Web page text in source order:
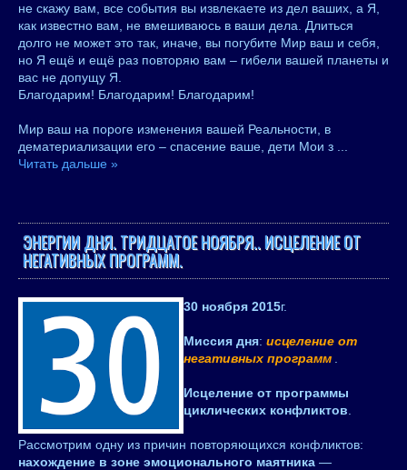
не скажу вам, все события вы извлекаете из дел ваших, а Я,
как известно вам, не вмешиваюсь в ваши дела. Длиться
долго не может это так, иначе, вы погубите Мир ваш и себя,
но Я ещё и ещё раз повторяю вам – гибели вашей планеты и
вас не допущу Я.
Благодарим! Благодарим! Благодарим!
Мир ваш на пороге изменения вашей Реальности, в
дематериализации его – спасение ваше, дети Мои з
Читать дальше »
ЭНЕРГИИ ДНЯ. ТРИДЦАТОЕ НОЯБРЯ.. ИСЦЕЛЕНИЕ ОТ
НЕГАТИВНЫХ ПРОГРАММ.
30 ноября 2015г.
Миссия дня: исцеление от
негативных программ
Исцеление от программы
циклических конфликтов
Рассмотрим одну из причин повторяющихся конфликтов:
нахождение в зоне эмоционального маятника —